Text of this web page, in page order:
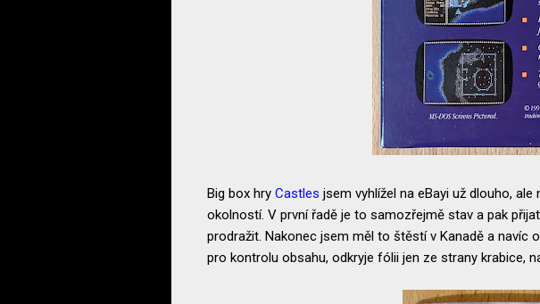
Big box hry Castles jsem vyhlížel na eBayi už dlouho,
okolností. V první řadě je to samozřejmě stav a pak
prodražit. Nakonec jsem měl to štěstí v Kanadě a navíc
pro kontrolu obsahu, odkryje fólii jen ze strany krabice,